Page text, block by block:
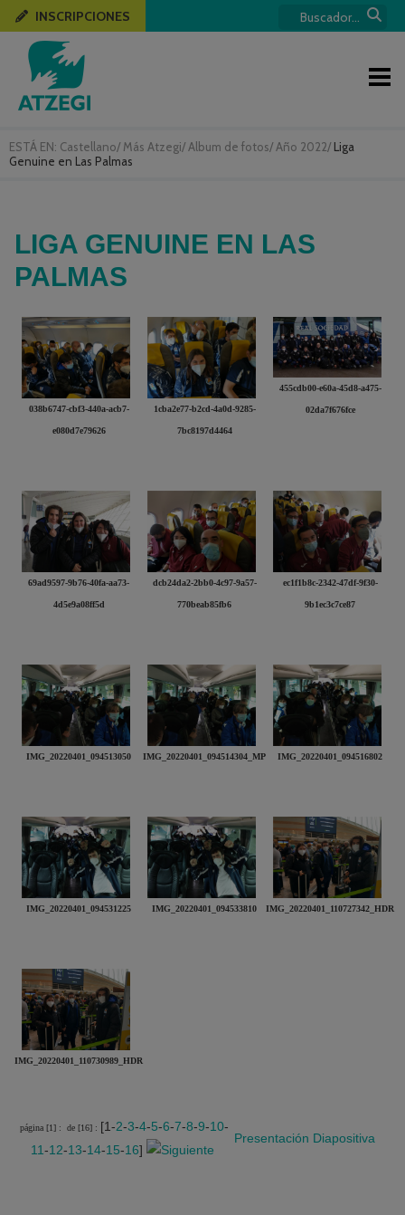
ESTÁ EN: Castellano/ Más Atzegi/ Album de fotos/ Año 2022/ Liga
Genuine en Las Palmas
INSCRIPCIONES
LIGA GENUINE EN LAS
PALMAS
038b6747-cbf3-440a-acb7-
e080d7e79626
1cba2e77-b2cd-4a0d-9285-
7bc8197d4464
455cdb00-e60a-45d8-a475-
02da7f676fce
69ad9597-9b76-40fa-aa73-
4d5e9a08ff5d
dcb24da2-2bb0-4c97-9a57-
770beab85fb6
ec1f1b8c-2342-47df-9f30-
9b1ec3c7ce87
IMG_20220401_094513050 IMG_20220401_094514304_MP IMG_20220401_094516802
IMG_20220401_094531225 IMG_20220401_094533810 IMG_20220401_110727342_HDR
IMG_20220401_110730989_HDR
página [1] : de [16] : [1-2-3-4-5-6-7-8-9-10-
11-12-13-14-15-16]
Presentación Diapositiva